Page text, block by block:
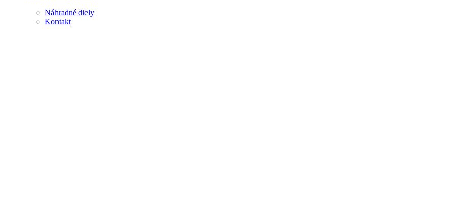
Náhradné diely
Kontakt